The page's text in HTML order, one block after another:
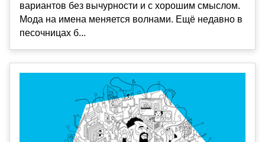
вариантов без вычурности и с хорошим смыслом.
Мода на имена меняется волнами. Ещё недавно в
песочницах б...